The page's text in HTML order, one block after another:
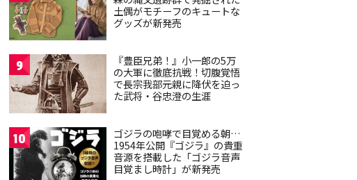
土偶がモチーフのキュートな
グッズが新発売
9
『豊臣兄弟！』小一郎の5万
の大軍に徹底抗戦！切腹覚悟
で長宗我部元親に降伏を迫っ
た武将・谷忠澄の生涯
10
ゴジラの咆哮で目覚める朝…
1954年公開『ゴジラ』の貴重
音源を搭載した「ゴジラ音声
目覚まし時計」が新発売